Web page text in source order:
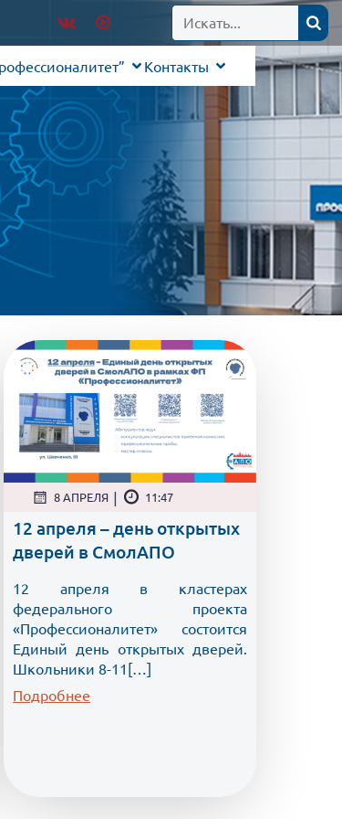
Контакты
8 АПРЕЛЯ | 11:47
12 апреля – день открытых
дверей в СмолАПО
12 апреля в кластерах
федерального проекта
«Профессионалитет» состоится
Единый день открытых дверей.
Школьники 8-11[…]
Подробнее